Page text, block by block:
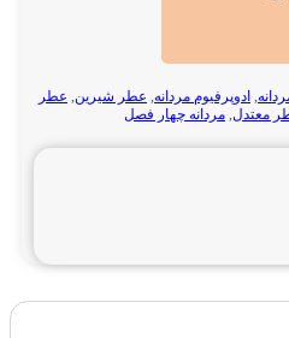
, ادوپرفیوم مردانه, عطر شیرین, عطر
معتدل, مردانه چهار فصل